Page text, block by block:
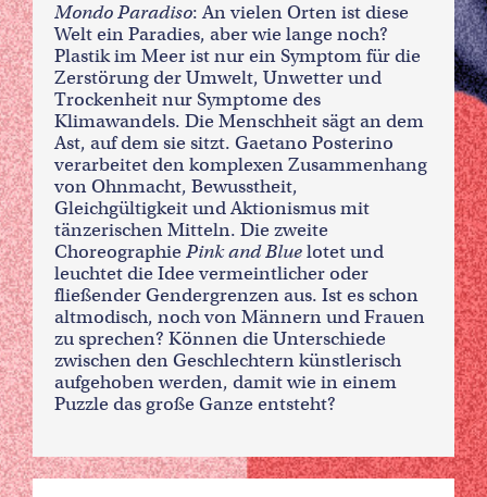
Mondo Paradiso: An vielen Orten ist diese
Welt ein Paradies, aber wie lange noch?
Plastik im Meer ist nur ein Symptom für die
Zerstörung der Umwelt, Unwetter und
Trockenheit nur Symptome des
Klimawandels. Die Menschheit sägt an dem
Ast, auf dem sie sitzt. Gaetano Posterino
verarbeitet den komplexen Zusammenhang
von Ohnmacht, Bewusstheit,
Gleichgültigkeit und Aktionismus mit
tänzerischen Mitteln. Die zweite
Choreographie Pink and Bluelotet und
leuchtet die Idee vermeintlicher oder
fließender Gendergrenzen aus. Ist es schon
altmodisch, noch von Männern und Frauen
zu sprechen? Können die Unterschiede
zwischen den Geschlechtern künstlerisch
aufgehoben werden, damit wie in einem
Puzzle das große Ganze entsteht?